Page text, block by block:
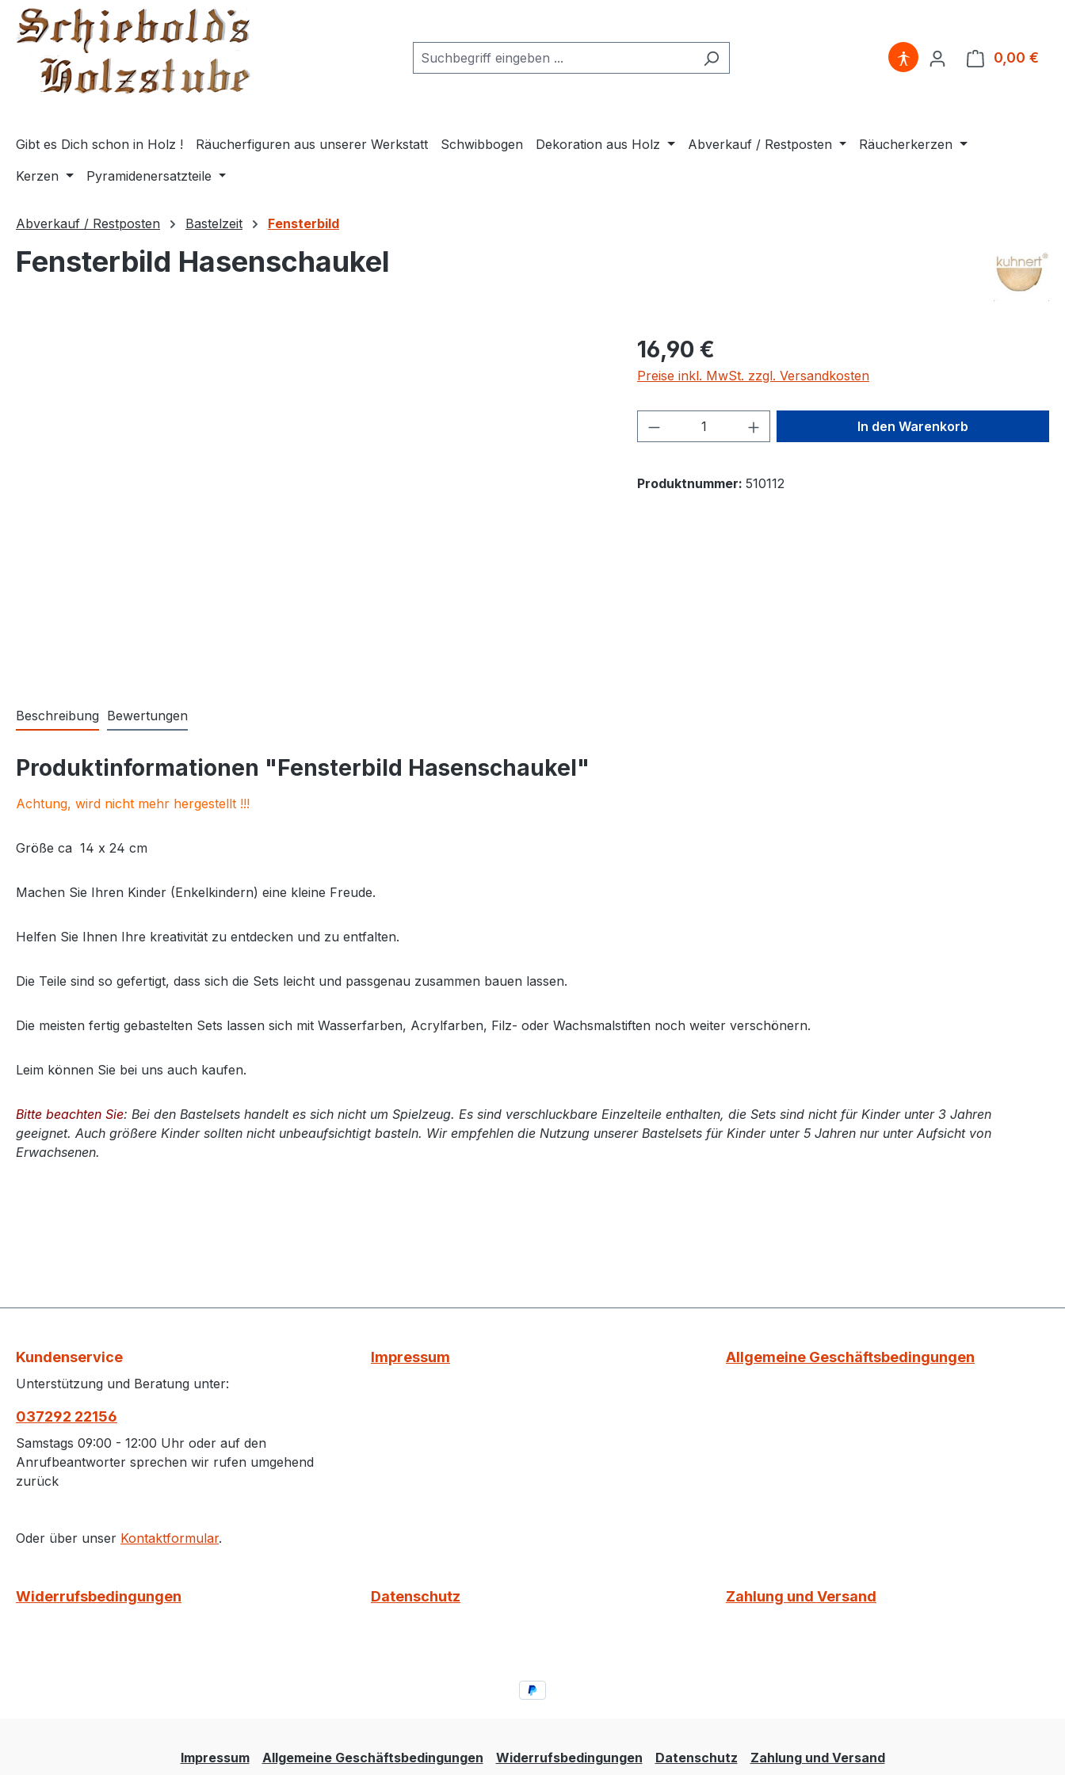
Zur Hauptnavigation springen
0,00 €
Gibt es Dich schon in Holz ! Räucherfiguren aus unserer Werkstatt Schwibbogen Dekoration aus Holz Abverkauf / Restposten
Räucherkerzen
Kerzen
Pyramidenersatzteile
Abverkauf / Restposten Bastelzeit Fensterbild
Fensterbild Hasenschaukel
16,90 €
Preise inkl. MwSt. zzgl. Versandkosten
Produkt Anzahl: Gib den gewünschten Wert
In den Warenkorb
Produktnummer: 510112
Beschreibung Bewertungen
Produktinformationen "Fensterbild Hasenschaukel"
Achtung, wird nicht mehr hergestellt !!!
Größe ca 14 x 24 cm
Machen Sie Ihren Kinder (Enkelkindern) eine kleine Freude.
Helfen Sie Ihnen Ihre kreativität zu entdecken und zu entfalten.
Die Teile sind so gefertigt, dass sich die Sets leicht und passgenau zusammen bauen lassen.
Die meisten fertig gebastelten Sets lassen sich mit Wasserfarben, Acrylfarben, Filz- oder Wachsmalstiften noch weiter verschönern.
Leim können Sie bei uns auch kaufen.
Bitte beachten Sie: Bei den Bastelsets handelt es sich nicht um Spielzeug. Es sind verschluckbare Einzelteile enthalten, die Sets sind nicht für Kinder unter 3 Jahren
geeignet. Auch größere Kinder sollten nicht unbeaufsichtigt basteln. Wir empfehlen die Nutzung unserer Bastelsets für Kinder unter 5 Jahren nur unter Aufsicht von
Erwachsenen.
Kundenservice
Unterstützung und Beratung unter:
037292 22156
Samstags 09:00 - 12:00 Uhr oder auf den
Anrufbeantworter sprechen wir rufen umgehend
zurück
Oder über unser Kontaktformular.
Impressum Allgemeine Geschäftsbedingungen
Widerrufsbedingungen Datenschutz Zahlung und Versand
Impressum Allgemeine Geschäftsbedingungen Widerrufsbedingungen Datenschutz Zahlung und Versand